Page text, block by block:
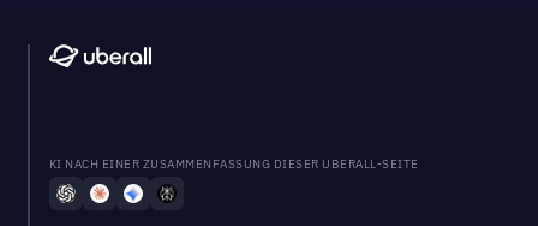
KI NACH EINER ZUSAMMENFASSUNG DIESER UBERALL-SEITE